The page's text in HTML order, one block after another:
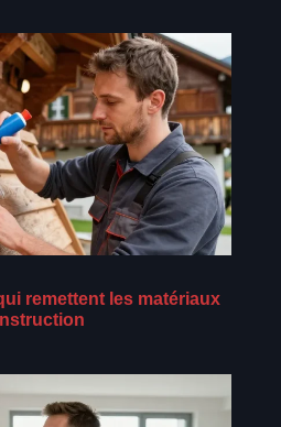
remettent les matériaux